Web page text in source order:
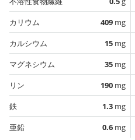
カリウム
409 mg
カルシウム
15 mg
マグネシウム
35 mg
リン
190 mg
鉄
1.3 mg
亜鉛
0.6 mg